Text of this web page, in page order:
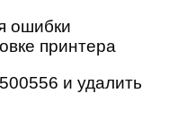
и удалить